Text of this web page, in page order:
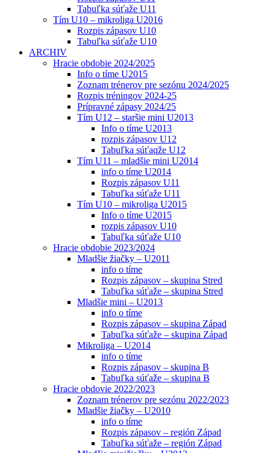
Tabuľka súťaže U11
Tím U10 – mikroliga U2016
Rozpis zápasov U10
Tabuľka súťaže U10
ARCHIV
Hracie obdobie 2024/2025
Info o tíme U2015
Zoznam trénerov pre sezónu 2024/2025
Rozpis tréningov 2024-25
Prípravné zápasy 2024/25
Tím U12 – staršie mini U2013
Info o tíme U2013
rozpis zápasov U12
Tabuľka súťaqže U12
Tím U11 – mladšie mini U2014
info o tíme U2014
Rozpis zápasov U11
Tabuľka súťaže U11
Tím U10 – mikroliga U2015
Info o tíme U2015
rozpis zápasov U10
Tabuľka súťaže U10
Hracie obdobie 2023/2024
Mladšie žiačky – U2011
info o tíme
Rozpis zápasov – skupina Stred
Tabuľka súťaže – skupina Stred
Mladšie mini – U2013
info o tíme
Rozpis zápasov – skupina Západ
Tabuľka súťaže – skupina Západ
Mikroliga – U2014
info o tíme
Rozpis zápasov – skupina B
Tabuľka súťaže – skupina B
Hracie obdovie 2022/2023
Zoznam trénerov pre sezónu 2022/2023
Mladšie žiačky – U2010
info o tíme
Rozpis zápasov – región Západ
Tabuľka súťaže – región Západ